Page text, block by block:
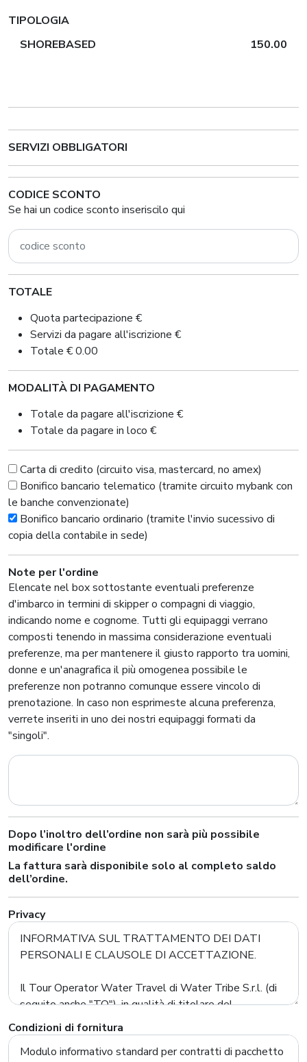
TIPOLOGIA
SHOREBASED
150.00
SERVIZI OBBLIGATORI
CODICE SCONTO
Se hai un codice sconto inseriscilo qui
TOTALE
Quota partecipazione €
Servizi da pagare all'iscrizione €
Totale € 0.00
MODALITÀ DI PAGAMENTO
Totale da pagare all'iscrizione €
Totale da pagare in loco €
Carta di credito (circuito visa, mastercard, no amex)
Bonifico bancario telematico (tramite circuito mybank con
le banche convenzionate)
Bonifico bancario ordinario (tramite l'invio sucessivo di
copia della contabile in sede)
Note per l'ordine
Elencate nel box sottostante eventuali preferenze
d'imbarco in termini di skipper o compagni di viaggio,
indicando nome e cognome. Tutti gli equipaggi verrano
composti tenendo in massima considerazione eventuali
preferenze, ma per mantenere il giusto rapporto tra uomini,
donne e un'anagrafica il più omogenea possibile le
preferenze non potranno comunque essere vincolo di
prenotazione. In caso non esprimeste alcuna preferenza,
verrete inseriti in uno dei nostri equipaggi formati da
"singoli".
Dopo l’inoltro dell’ordine non sarà più possibile
modificare l'ordine
La fattura sarà disponibile solo al completo saldo
dell’ordine.
Privacy
Condizioni di fornitura